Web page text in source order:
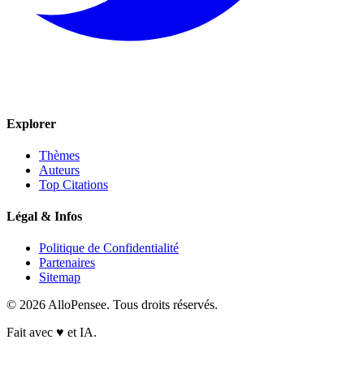
Explorer
Thèmes
Auteurs
Top Citations
Légal & Infos
Politique de Confidentialité
Partenaires
Sitemap
© 2026 AlloPensee. Tous droits réservés.
Fait avec ♥ et IA.